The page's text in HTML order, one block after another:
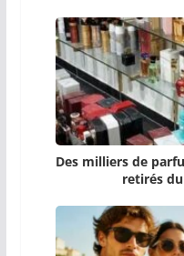
Des milliers de
retirés